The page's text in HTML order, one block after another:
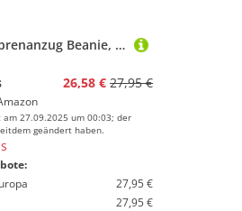
O'Neill Neoprenanzug Beanie, Black, S, 3671-002-S
26,58 € 27,95 €
27.09.2025 um 00:03; der
geändert haben.
27,95 €
27,95 €